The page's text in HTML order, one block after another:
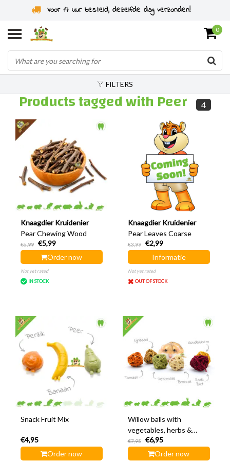
Voor 17 uur besteld, dezelfde dag verzonden!
0
FILTERS
Products tagged with Peer 4
Knaagdier Kruidenier
Pear Chewing Wood
€6,99
€5,99
Order now
Not yet rated
IN STOCK
Knaagdier Kruidenier
Pear Leaves Coarse
€3,99
€2,99
Informatie
Not yet rated
OUT OF STOCK
Snack Fruit Mix
€4,95
Order now
Willow balls with
vegetables, herbs &
seeds
€7,95
€6,95
Order now